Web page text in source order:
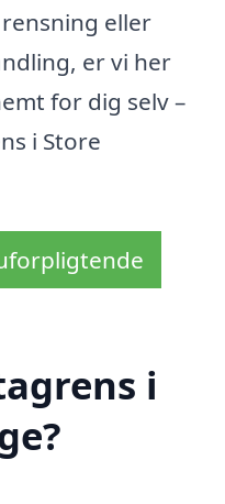
eller
er vi her
for dig selv –
i Store
i